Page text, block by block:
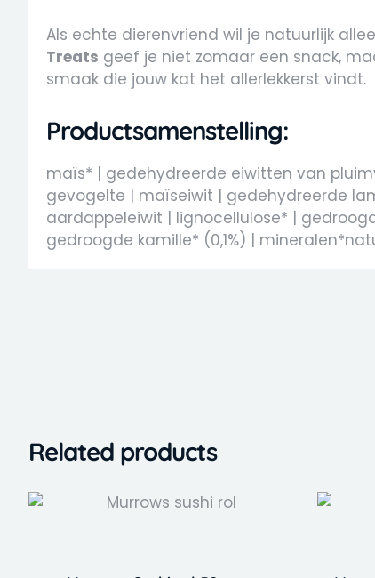
Als echte dierenvriend wil je natuurlijk
Treats geef je niet zomaar een snack,
smaak die jouw kat het allerlekkerst vindt.
Productsamenstelling:
maïs* | gedehydreerde eiwitten van
gevogelte | maïseiwit | gedehydreerde
aardappeleiwit | lignocellulose* |
gedroogde kamille* (0,1%) |
Related products
This